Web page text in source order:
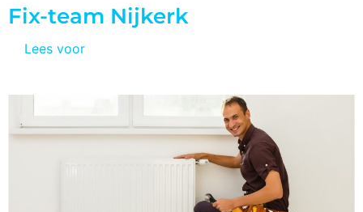
Fix-team Nijkerk
Lees voor